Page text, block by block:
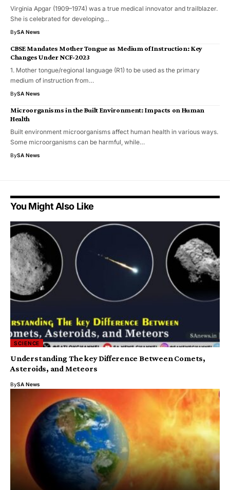
Virginia Apgar (1909–1974) was a true medical innovator and trailblazer.
She is celebrated for developing…
BySA News
CBSE Mandates Mother Tongue as Medium of Instruction: Key
Changes Under NCF-2023
1. Mother tongue/regional language (R1) to be used as the primary
medium of instruction from…
BySA News
Microorganisms in the Built Environment: Impacts on Human
Health
Built environment microorganisms affect human health in various ways.
Some microorganisms can be harmful, while…
BySA News
You Might Also Like
SCIENCE
Understanding The key Difference Between Comets,
Asteroids, and Meteors
BySA News